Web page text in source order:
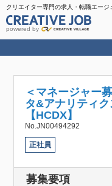
クリエイター専門の求人・転職エージ
powered by
＜マネージャー
タ&アナリティク
【HCDX】
No.JN00494292
正社員
募集要項